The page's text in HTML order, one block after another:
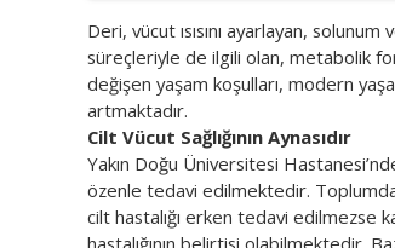
Deri, vücut ısısını ayarlayan,
süreçleriyle de ilgili olan, metabolik
değişen yaşam koşulları, modern
artmaktadır.
Cilt Vücut Sağlığının Aynasıdır
Yakın Doğu Üniversitesi
özenle tedavi edilmektedir.
cilt hastalığı erken tedavi edilmezse
hastalığının belirtisi olabilmektedir.